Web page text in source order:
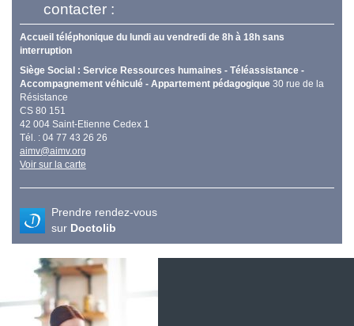
contacter :
Accueil téléphonique du lundi au vendredi de 8h à 18h sans
interruption
Siège Social : Service Ressources humaines - Téléassistance -
Accompagnement véhiculé - Appartement pédagogique 30 rue de la
Résistance
CS 80 151
42 004 Saint-Etienne Cedex 1
Tél. : 04 77 43 26 26
aimv@aimv.org
Voir sur la carte
Prendre rendez-vous
sur Doctolib